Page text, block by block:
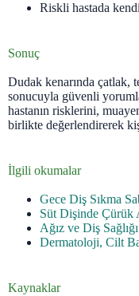
Riskli hastada
Sonuç
Dudak kenarında çatlak,
sonucuyla güvenli
hastanın risklerini,
birlikte değerlendirerek
İlgili okumalar
Gece Diş Sıkma
Süt Dişinde Çürük
Ağız ve Diş
Dermatoloji, Cilt
Kaynaklar